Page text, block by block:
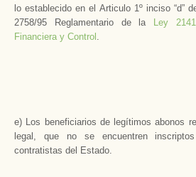
lo establecido en el Articulo 1º inciso “d”
2758/95 Reglamentario de la
Ley
Financiera y Control .
e) Los beneficiarios de legítimos abonos
legal, que no se encuentren
contratistas del Estado.